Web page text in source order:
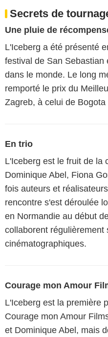
Secrets de
Une pluie de
L'Iceberg a été présenté
festival de San
dans le monde. Le long
remporté le prix du
Zagreb, à celui de Bogota
En trio
L'Iceberg est le fruit de la
Dominique Abel, Fiona
fois auteurs et
rencontre s'est déroulée
en Normandie au début
collaborent
cinématographiques.
Courage mon Amour
L'Iceberg est la première
Courage mon Amour
et Dominique Abel, mais